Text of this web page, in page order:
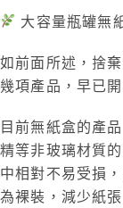
大容量瓶罐無
如前面所述，捨
幾項產品，早已
目前無紙盒的產
精等非玻璃材質
中相對不易受損
為裸裝，減少紙